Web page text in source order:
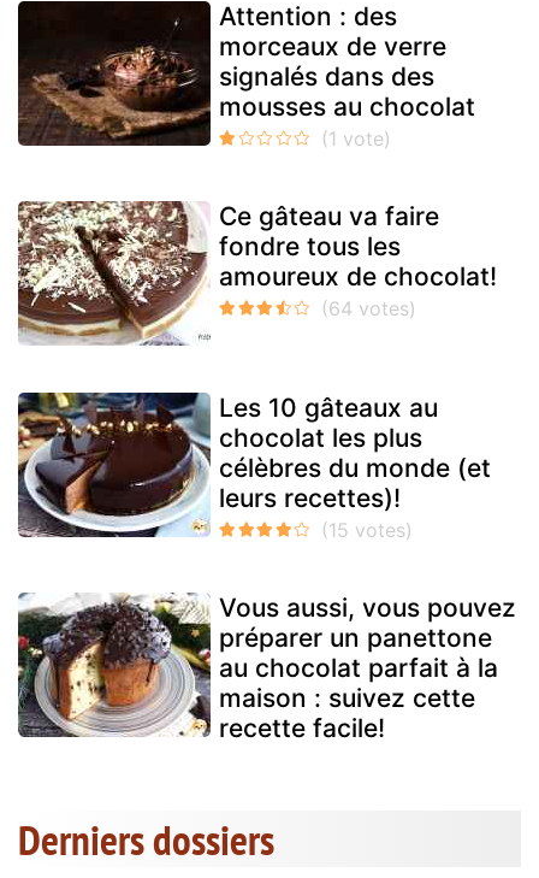
Attention : des
morceaux de verre
signalés dans des
mousses au chocolat
Ce gâteau va faire
fondre tous les
amoureux de chocolat!
Les 10 gâteaux au
chocolat les plus
célèbres du monde (et
leurs recettes)!
Vous aussi, vous pouvez
préparer un panettone
au chocolat parfait à la
maison : suivez cette
recette facile!
Derniers dossiers